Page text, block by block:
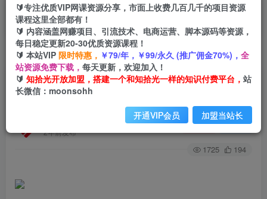
首页 创业课程 会员专属 正文
（7246期）通用定时点击_搭配网页抢购思路（华
为手机手到擒来）
2年前发布
关注 私信
1725 194
🔰专注优质VIP网课资源分享，市面上收费几百几千的项目资源
课程这里全部都有！
🔰 内容涵盖网赚项目、引流技术、电商运营、脚本源码等资源，
每日稳定更新20-30优质资源课程！
🔰 本站VIP 限时特惠， ￥79/年，￥99/永久 (推广佣金70%)， 全
站资源免费下载， 每天更新，欢迎加入！
🔰 知拾光开放加盟，搭建一个和知拾光一样的知识付费平台， 站
长微信：moonsohh
开通VIP会员 加盟当站长